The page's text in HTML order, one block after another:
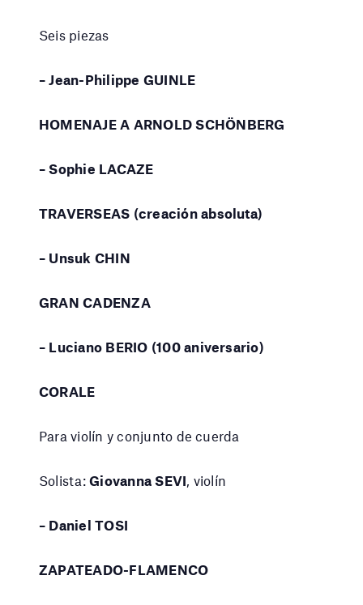
Seis piezas
– Jean-Philippe GUINLE
HOMENAJE A ARNOLD SCHÖNBERG
– Sophie LACAZE
TRAVERSEAS (creación absoluta)
– Unsuk CHIN
GRAN CADENZA
– Luciano BERIO (100 aniversario)
CORALE
Para violín y conjunto de cuerda
Solista:Giovanna SEVI, violín
– Daniel TOSI
ZAPATEADO-FLAMENCO